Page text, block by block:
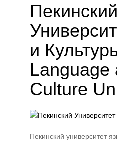
Пекинский
и
Language
Culture
Пекинский университет